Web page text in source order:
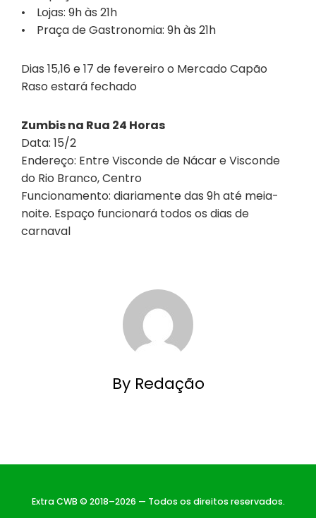
• Lojas: 9h às 21h
• Praça de Gastronomia: 9h às 21h
Dias 15,16 e 17 de fevereiro o Mercado Capão
Raso estará fechado
Zumbis na Rua 24 Horas
Data: 15/2
Endereço: Entre Visconde de Nácar e Visconde
do Rio Branco, Centro
Funcionamento: diariamente das 9h até meia-
noite. Espaço funcionará todos os dias de
carnaval
By Redação
Extra CWB © 2018–2026 — Todos os direitos reservados.